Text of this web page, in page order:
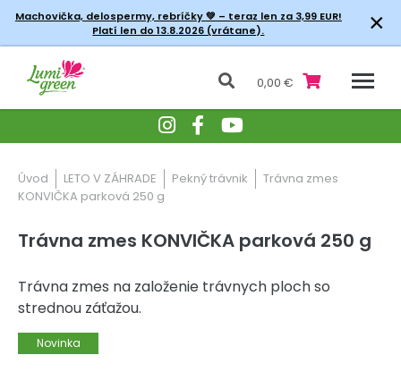
Machovička, delospermy, rebríčky💚 – teraz len za 3,99 EUR!
Platí len do 13.8.2026 (vrátane).
×
0,00 €
Úvod LETO V ZÁHRADE Pekný trávnik
Trávna zmes
KONVIČKA parková 250 g
Trávna zmes KONVIČKA parková 250 g
Trávna zmes na založenie trávnych ploch so
strednou záťažou.
Novinka